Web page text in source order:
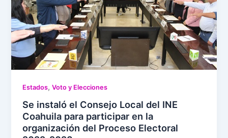
Estados,Voto y Elecciones
Se instaló el Consejo Local del INE
Coahuila para participar en la
organización del Proceso Electoral